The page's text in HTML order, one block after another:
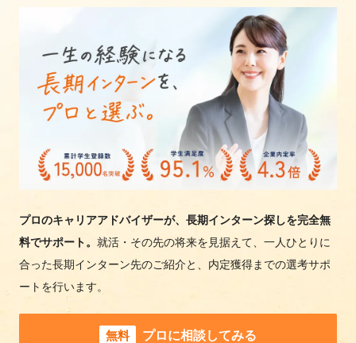
プロのキャリアアドバイザーが、長期インターン探しを完全無
料でサポート。 就活・その先の将来を見据えて、一人ひとりに
合った長期インターン先のご紹介と、内定獲得までの選考サポ
ートを行います。
無料 プロに相談してみる